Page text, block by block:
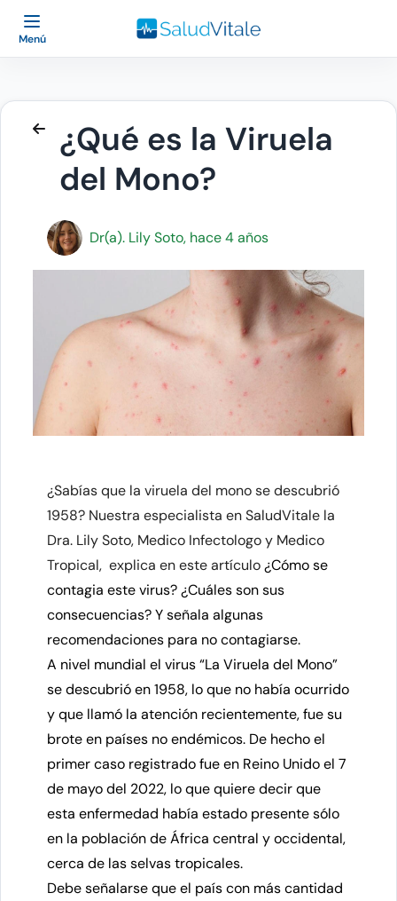
Menú
¿Qué es la Viruela
del Mono?
Dr(a). Lily Soto, hace 4 años
¿Sabías que la viruela del mono se descubrió
1958? Nuestra especialista en SaludVitale la
Dra. Lily Soto, Medico Infectologo y Medico
Tropical, explica en este artículo¿Cómo se
contagia este virus?¿Cuáles son sus
consecuencias? Y señala algunas
recomendaciones para no contagiarse.
A nivel mundial el virus “La Viruela del Mono”
se descubrió en 1958, lo que no había ocurrido
y que llamó la atención recientemente, fue su
brote en países no endémicos. De hecho el
primer caso registrado fue en Reino Unido el 7
de mayo del 2022, lo que quiere decir que
esta enfermedad había estado presente sólo
en la población de África central y occidental,
cerca de las selvas tropicales.
Debe señalarse que el país con más cantidad